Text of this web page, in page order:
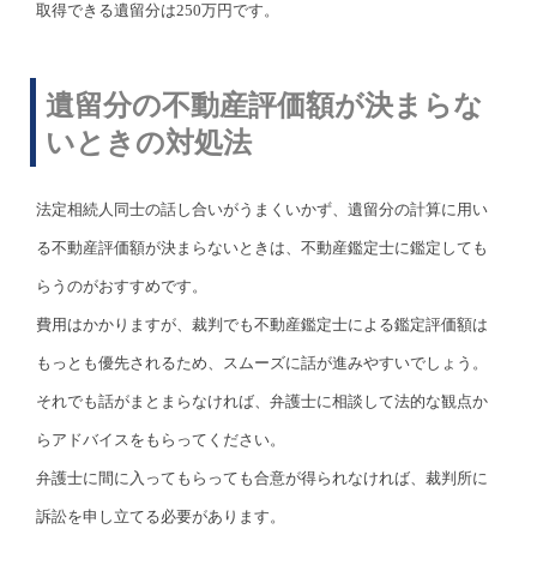
取得できる遺留分は250万円です。
遺留分の不動産評価額が決まらな
いときの対処法
法定相続人同士の話し合いがうまくいかず、遺留分の計算に用い
る不動産評価額が決まらないときは、不動産鑑定士に鑑定しても
らうのがおすすめです。
費用はかかりますが、裁判でも不動産鑑定士による鑑定評価額は
もっとも優先されるため、スムーズに話が進みやすいでしょう。
それでも話がまとまらなければ、弁護士に相談して法的な観点か
らアドバイスをもらってください。
弁護士に間に入ってもらっても合意が得られなければ、裁判所に
訴訟を申し立てる必要があります。